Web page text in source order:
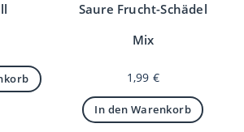
Saure Frucht-Schädel
Mix
1,99 €
In den Warenkorb